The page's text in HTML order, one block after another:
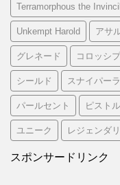
Terramorphous the
Unkempt Harold アサ
グレネード コロッシ
シールド スナイパー
パールセント ピストル
ユニーク レジェンダリ
スポンサードリンク